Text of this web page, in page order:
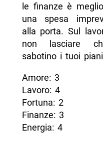
le finanze è
una spesa
alla porta. Sul
non lasciare
sabotino i tuoi
Amore: 3
Lavoro: 4
Fortuna: 2
Finanze: 3
Energia: 4